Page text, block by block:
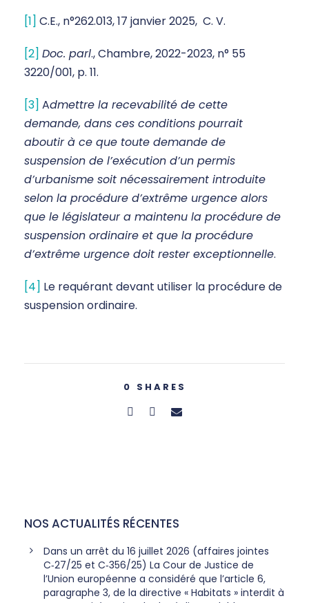
[1] C.E., n°262.013, 17 janvier 2025, C. V.
[2] Doc. parl., Chambre, 2022-2023, n° 55
3220/001, p. 11.
[3] Admettre la recevabilité de cette
demande, dans ces conditions pourrait
aboutir à ce que toute demande de
suspension de l’exécution d’un permis
d’urbanisme soit nécessairement introduite
selon la procédure d’extrême urgence alors
que le législateur a maintenu la procédure de
suspension ordinaire et que la procédure
d’extrême urgence doit rester exceptionnelle.
[4] Le requérant devant utiliser la procédure de
suspension ordinaire.
0 SHARES
NOS ACTUALITÉS RÉCENTES
Dans un arrêt du 16 juillet 2026 (affaires jointes
C‑27/25 et C‑356/25) La Cour de Justice de
l’Union européenne a considéré que l’article 6,
paragraphe 3, de la directive « Habitats » interdit à